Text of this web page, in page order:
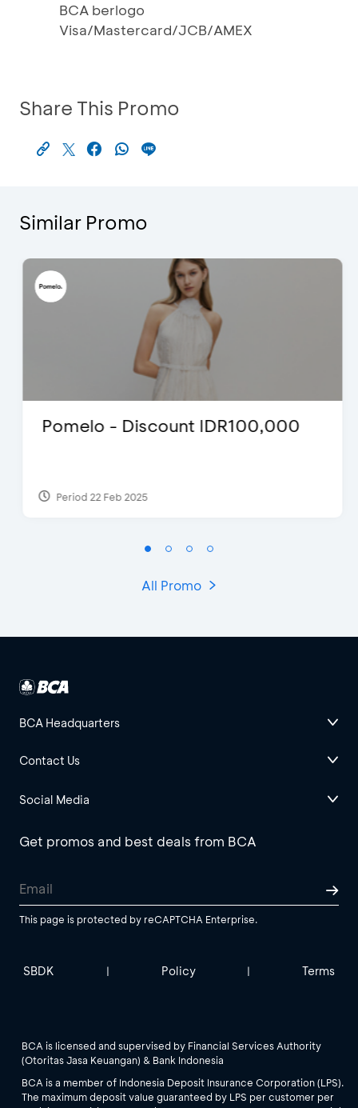
BCA berlogo
Visa/Mastercard/JCB/AMEX
Share This Promo
Similar Promo
Pomelo - Discount IDR100,000
Period 22 Feb 2025
All Promo
BCA Headquarters
Contact Us
Social Media
Get promos and best deals from BCA
This page is protected by reCAPTCHA Enterprise.
SBDK | Policy | Terms
BCA is licensed and supervised by Financial Services Authority
(Otoritas Jasa Keuangan) & Bank Indonesia
BCA is a member of Indonesia Deposit Insurance Corporation (LPS).
The maximum deposit value guaranteed by LPS per customer per